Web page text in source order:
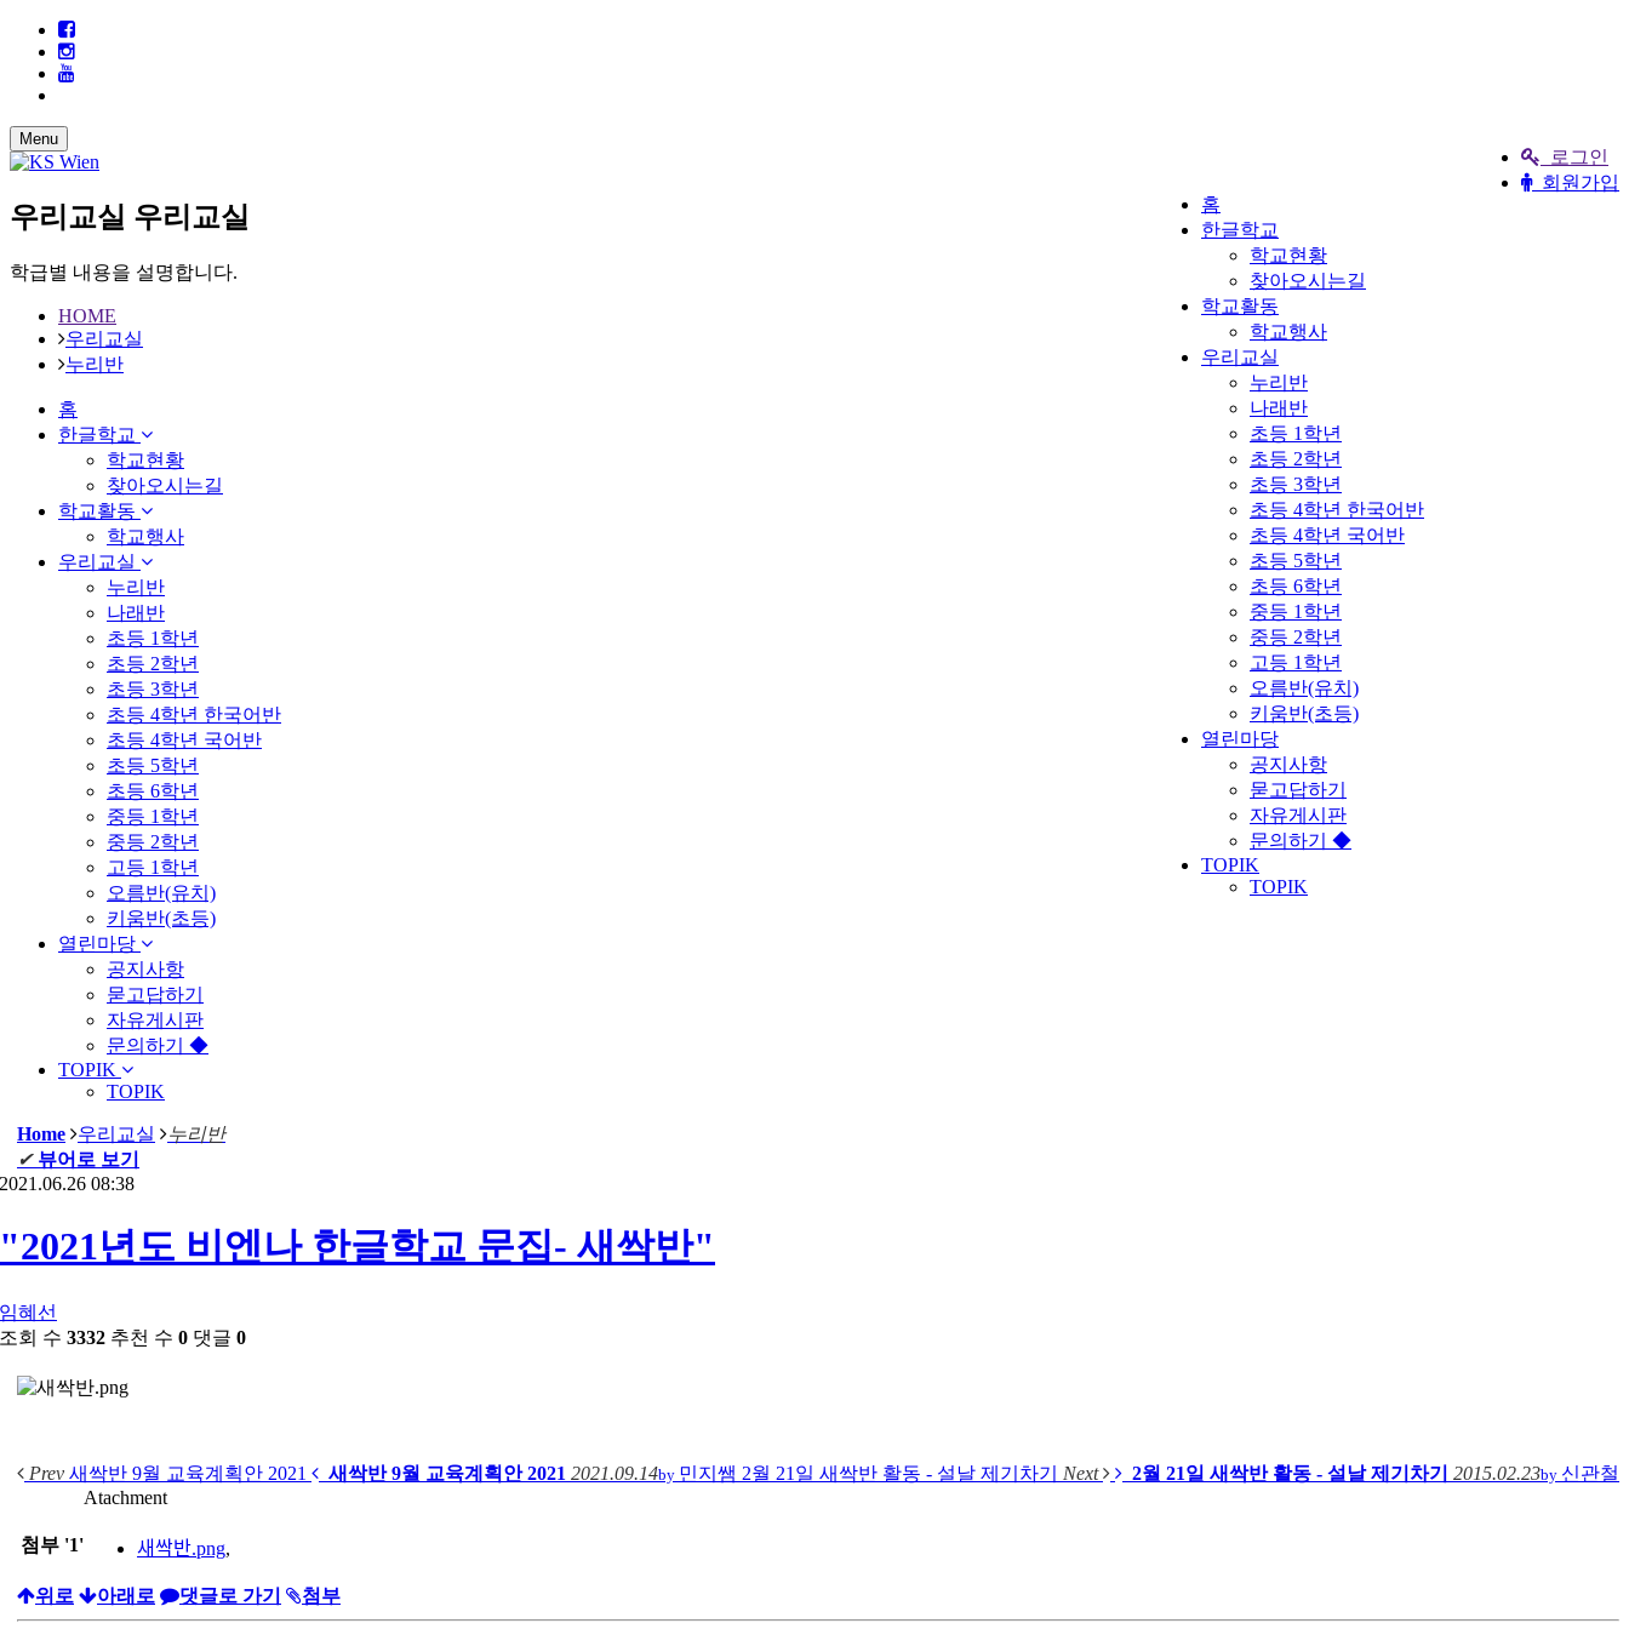
로그인
회원가입
Menu
홈
한글학교
학교현황
찾아오시는길
학교활동
학교행사
우리교실
누리반
나래반
초등 1학년
초등 2학년
초등 3학년
초등 4학년 한국어반
초등 4학년 국어반
초등 5학년
초등 6학년
중등 1학년
중등 2학년
고등 1학년
오름반(유치)
키움반(초등)
열린마당
공지사항
묻고답하기
자유게시판
문의하기 ◆
TOPIK
TOPIK
우리교실 우리교실
학급별 내용을 설명합니다.
HOME
우리교실
누리반
홈
한글학교
학교현황
찾아오시는길
학교활동
학교행사
우리교실
누리반
나래반
초등 1학년
초등 2학년
초등 3학년
초등 4학년 한국어반
초등 4학년 국어반
초등 5학년
초등 6학년
중등 1학년
중등 2학년
고등 1학년
오름반(유치)
키움반(초등)
열린마당
공지사항
묻고답하기
자유게시판
문의하기 ◆
TOPIK
TOPIK
Home 우리교실
누리반
✔ 뷰어로 보기
2021.06.26 08:38
"2021년도 비엔나 한글학교 문집- 새싹반"
임혜선
조회 수 3332 추천 수 0 댓글 0
Prev 새싹반 9월 교육계획안 2021 새싹반 9월 교육계획안 2021 2021.09.14by 민지쌤 2월 21일 새싹반 활동 - 설날 제기차기 Next 2월 21일 새싹반 활동 - 설날 제기차기 2015.02.23by 신관철
Atachment
첨부 '1' 새싹반.png,
위로 아래로 댓글로 가기 첨부